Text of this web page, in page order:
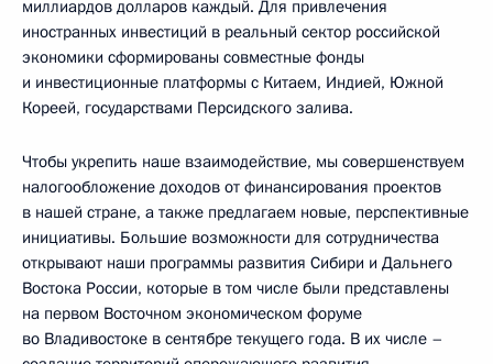
миллиардов долларов каждый. Для привлечения
иностранных инвестиций в реальный сектор российской
экономики сформированы совместные фонды
и инвестиционные платформы с Китаем, Индией, Южной
Кореей, государствами Персидского залива.
Чтобы укрепить наше взаимодействие, мы совершенствуем
налогообложение доходов от финансирования проектов
в нашей стране, а также предлагаем новые, перспективные
инициативы. Большие возможности для сотрудничества
открывают наши программы развития Сибири и Дальнего
Востока России, которые в том числе были представлены
на первом Восточном экономическом форуме
во Владивостоке в сентябре текущего года. В их числе –